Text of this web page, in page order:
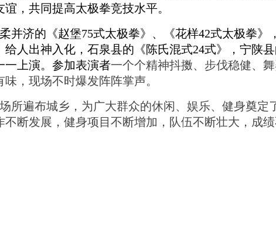
，共同提高太极拳竞技水平。
并济的《赵堡75式太极拳》、《花样42式太极拳》
人出神入化，石泉县的《陈氏混式24式》，宁陕
一上演。参加表演者一个个精神抖擞、步伐稳健、
，现场不时爆发阵阵掌声。
所遍布城乡，为广大群众的休闲、娱乐、健身奠定
断发展，健身项目不断增加，队伍不断壮大，成